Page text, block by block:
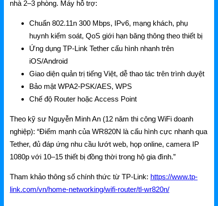
NetMax Router
NetMax Switch
NetMax WiFi
Phụ Kiện NetMax
Huawei
Huawei Router WiFi
Huawei WiFi 4G/5G
Huawei eKitEngine
Phụ Kiện Huawei
nhà 2–3 phòng. Máy hỗ trợ:
Chuẩn 802.11n 300 Mbps, IPv6, mạng khách, phụ
huynh kiểm soát, QoS giới hạn băng thông theo thiết bị
Ứng dụng TP-Link Tether cấu hình nhanh trên
iOS/Android
Giao diện quản trị tiếng Việt, dễ thao tác trên trình duyệt
Bảo mật WPA2-PSK/AES, WPS
Chế độ Router hoặc Access Point
Theo kỹ sư Nguyễn Minh An (12 năm thi công WiFi doanh
nghiệp): “Điểm mạnh của WR820N là cấu hình cực nhanh qua
Tether, đủ đáp ứng nhu cầu lướt web, họp online, camera IP
1080p với 10–15 thiết bị đồng thời trong hộ gia đình.”
Tham khảo thông số chính thức từ TP-Link: https://www.tp-
link.com/vn/home-networking/wifi-router/tl-wr820n/